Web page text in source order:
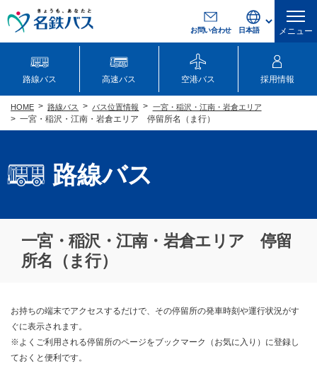
お問い合わせ メニュー
路線バス 高速バス 空港バス 採用情報
路線バス
HOME 路線バス バス位置情報 一宮・稲沢・江南・岩倉エリア
一宮・稲沢・江南・岩倉エリア 停留所名（ま行）
一宮・稲沢・江南・岩倉エリア 停留
所名（ま行）
お持ちの端末でアクセスするだけで、その停留所の発車時刻や運行状況がす
ぐに表示されます。
※よくご利用される停留所のページをブックマーク（お気に入り）に登録し
ておくと便利です。